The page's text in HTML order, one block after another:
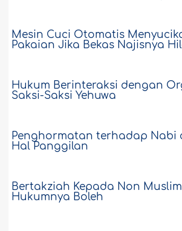
Mesin Cuci Otomatis
Pakaian Jika Bekas Najisnya
Hukum Berinteraksi dengan
Saksi-Saksi Yehuwa
Penghormatan terhadap Nabi
Hal Panggilan
Bertakziah Kepada Non Muslim
Hukumnya Boleh